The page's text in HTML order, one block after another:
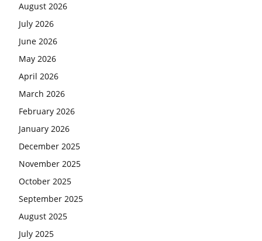
August 2026
July 2026
June 2026
May 2026
April 2026
March 2026
February 2026
January 2026
December 2025
November 2025
October 2025
September 2025
August 2025
July 2025